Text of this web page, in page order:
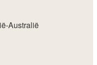
Australië